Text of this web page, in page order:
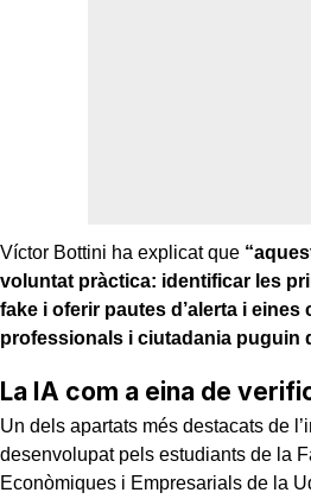
Víctor Bottini ha explicat que
voluntat pràctica: identificar les
fake i oferir pautes d’alerta i
professionals i ciutadania puguin
La IA com a eina de
Un dels apartats més destacats de
desenvolupat pels estudiants de la
Econòmiques i Empresarials de la